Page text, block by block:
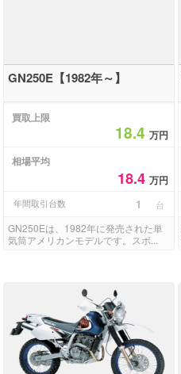
GN250E【1982年～】
買取上限
18.4万円
相場平均
18.4万円
年間取引台数 1 台
GN250Eは、1982年に発売された単
気筒アメリカンモデルです。スポ...